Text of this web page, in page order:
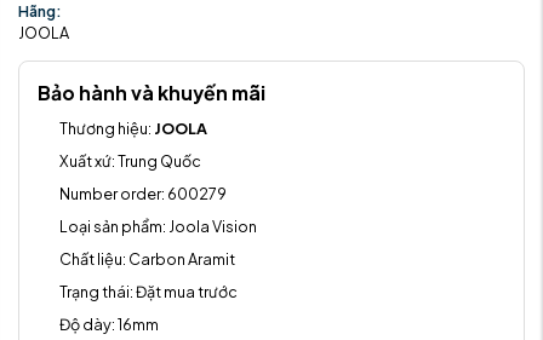
Hãng:
JOOLA
Bảo hành và khuyến mãi
Thương hiệu: JOOLA
Xuất xứ:Trung Quốc
Number order: 600279
Loại sản phẩm: Joola Vision
Chất liệu: Carbon Aramit
Trạng thái:Đặt mua trước
Độ dày:16mm